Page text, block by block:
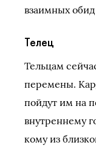
взаимных обид
Телец
Тельцам
перемены.
пойдут им на
внутреннему
кому из